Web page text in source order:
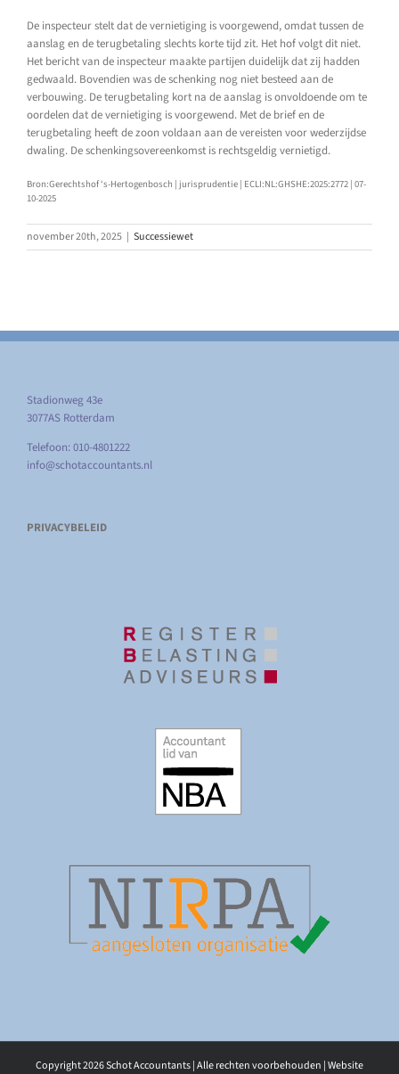
De inspecteur stelt dat de vernietiging is voorgewend, omdat tussen de
aanslag en de terugbetaling slechts korte tijd zit. Het hof volgt dit niet.
Het bericht van de inspecteur maakte partijen duidelijk dat zij hadden
gedwaald. Bovendien was de schenking nog niet besteed aan de
verbouwing. De terugbetaling kort na de aanslag is onvoldoende om te
oordelen dat de vernietiging is voorgewend. Met de brief en de
terugbetaling heeft de zoon voldaan aan de vereisten voor wederzijdse
dwaling. De schenkingsovereenkomst is rechtsgeldig vernietigd.
Bron:Gerechtshof ‘s-Hertogenbosch | jurisprudentie | ECLI:NL:GHSHE:2025:2772 | 07-
10-2025
november 20th, 2025 | Successiewet
Stadionweg 43e
3077AS Rotterdam
Telefoon: 010-4801222
info@schotaccountants.nl
PRIVACYBELEID
Copyright2026 Schot Accountants | Alle rechten voorbehouden | Website